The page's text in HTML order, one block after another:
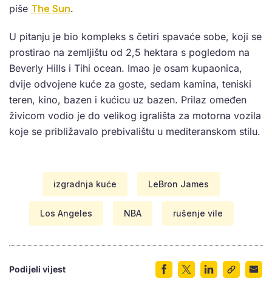
piše The Sun.
U pitanju je bio kompleks s četiri spavaće sobe, koji se
prostirao na zemljištu od 2,5 hektara s pogledom na
Beverly Hills i Tihi ocean. Imao je osam kupaonica,
dvije odvojene kuće za goste, sedam kamina, teniski
teren, kino, bazen i kućicu uz bazen. Prilaz omeđen
živicom vodio je do velikog igrališta za motorna vozila
koje se približavalo prebivalištu u mediteranskom stilu.
izgradnja kuće LeBron James
Los Angeles NBA rušenje vile
Podijeli vijest